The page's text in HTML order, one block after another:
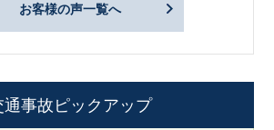
お客様の声一覧へ
通事故ピックアップ